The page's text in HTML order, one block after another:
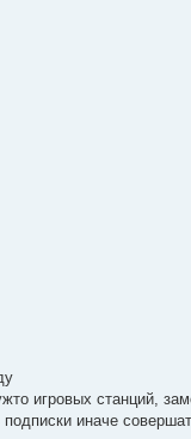
игровых станций,
иначе